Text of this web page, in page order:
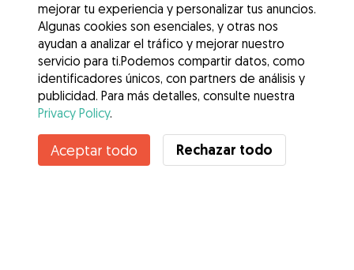
mejorar tu experiencia y personalizar tus anuncios.
Algunas cookies son esenciales, y otras nos
ayudan a analizar el tráfico y mejorar nuestro
servicio para ti.Podemos compartir datos, como
identificadores únicos, con partners de análisis y
publicidad. Para más detalles, consulte nuestra
Privacy Policy.
Aceptar todo Rechazar todo